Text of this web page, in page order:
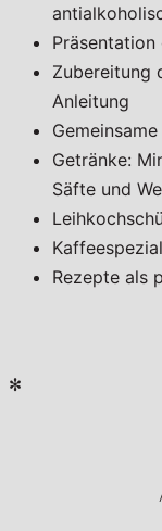
Zubereitung
Anleitung
Getränke:
Säfte und
Rezepte als
✻